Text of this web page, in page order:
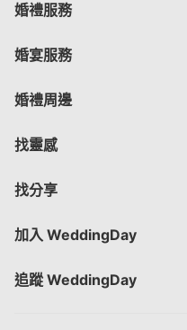
婚禮服務
婚宴服務
婚禮周邊
找靈感
找分享
加入 WeddingDay
追蹤 WeddingDay